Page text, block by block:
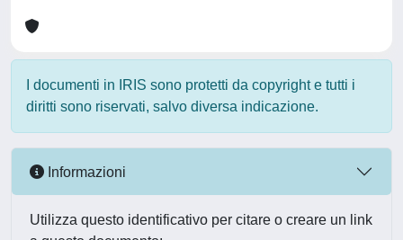
I documenti in IRIS sono protetti da copyright e tutti i
diritti sono riservati, salvo diversa indicazione.
Informazioni
Utilizza questo identificativo per citare o creare un link